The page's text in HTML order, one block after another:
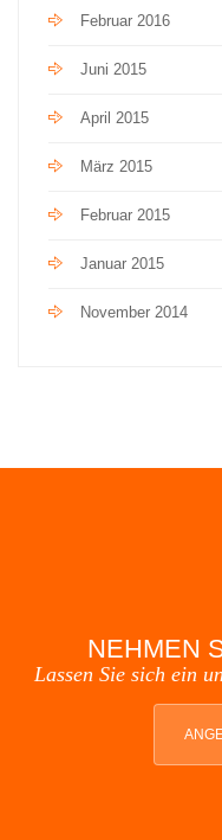
Februar 2016
Juni 2015
April 2015
März 2015
Februar 2015
Januar 2015
November 2014
NEHMEN
Lassen Sie sich ein